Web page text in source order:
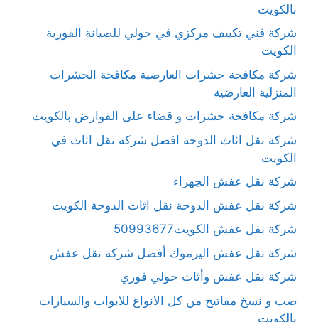
بالكويت
شركة فني تكييف مركزي في حولي للصيانة الفورية
الكويت
شركة مكافحة حشرات العارضية مكافحة الحشرات
المنزلية العارضية
شركة مكافحة حشرات و قضاء على القوارض بالكويت
شركة نقل اثاث الدوحة افضل شركة نقل اثاث في
الكويت
شركة نقل عفش الجهراء
شركة نقل عفش الدوحة نقل اثاث الدوحة الكويت
شركة نقل عفش الكويت50993677
شركة نقل عفش اليرموك أفضل شركة نقل عفش
شركة نقل عفش وأثاث حولي فوري
صب و نسخ مفاتيح من كل الانواع للابواب والسيارات
بالكويت